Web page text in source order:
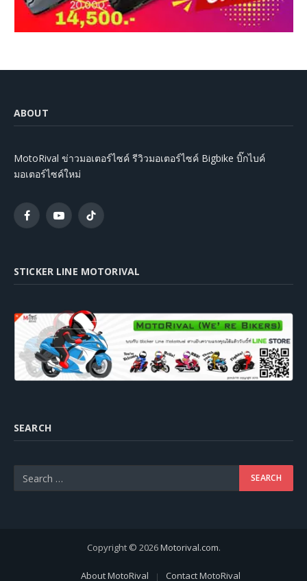
ABOUT
MotoRival ข่าวมอเตอร์ไซค์ รีวิวมอเตอร์ไซค์ Bigbike บิ๊กไบค์
มอเตอร์ไซค์ใหม่
FacebookYouTubeTikTok
STICKER LINE MOTORIVAL
SEARCH
Copyright © 2026Motorival.com.
About MotoRival Contact MotoRival